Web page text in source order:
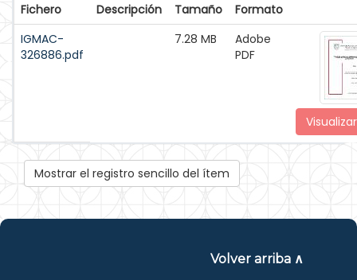
Fichero Descripción Tamaño
Formato
IGMAC-
326886.pdf
7.28 MB
Adobe
PDF
Mostrar el registro sencillo del ítem
Volver arriba ∧